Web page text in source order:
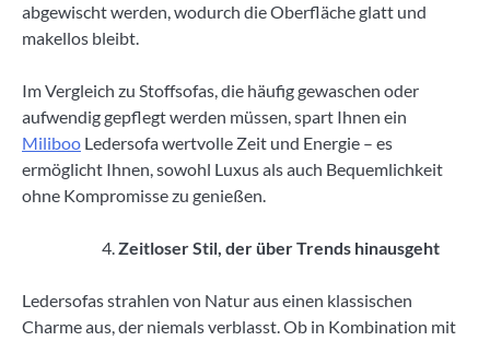
abgewischt werden, wodurch die Oberfläche glatt und
makellos bleibt.
Im Vergleich zu Stoffsofas, die häufig gewaschen oder
aufwendig gepflegt werden müssen, spart Ihnen ein
Miliboo Ledersofa wertvolle Zeit und Energie – es
ermöglicht Ihnen, sowohl Luxus als auch Bequemlichkeit
ohne Kompromisse zu genießen.
Zeitloser Stil, der über Trends hinausgeht
Ledersofas strahlen von Natur aus einen klassischen
Charme aus, der niemals verblasst. Ob in Kombination mit